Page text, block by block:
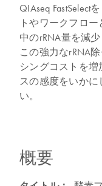
QIAseq FastSelect
トやワークフロ
中のrRNA量を減
この強力なrRNA
シングコストを増
スの感度をいかに
い。
概要